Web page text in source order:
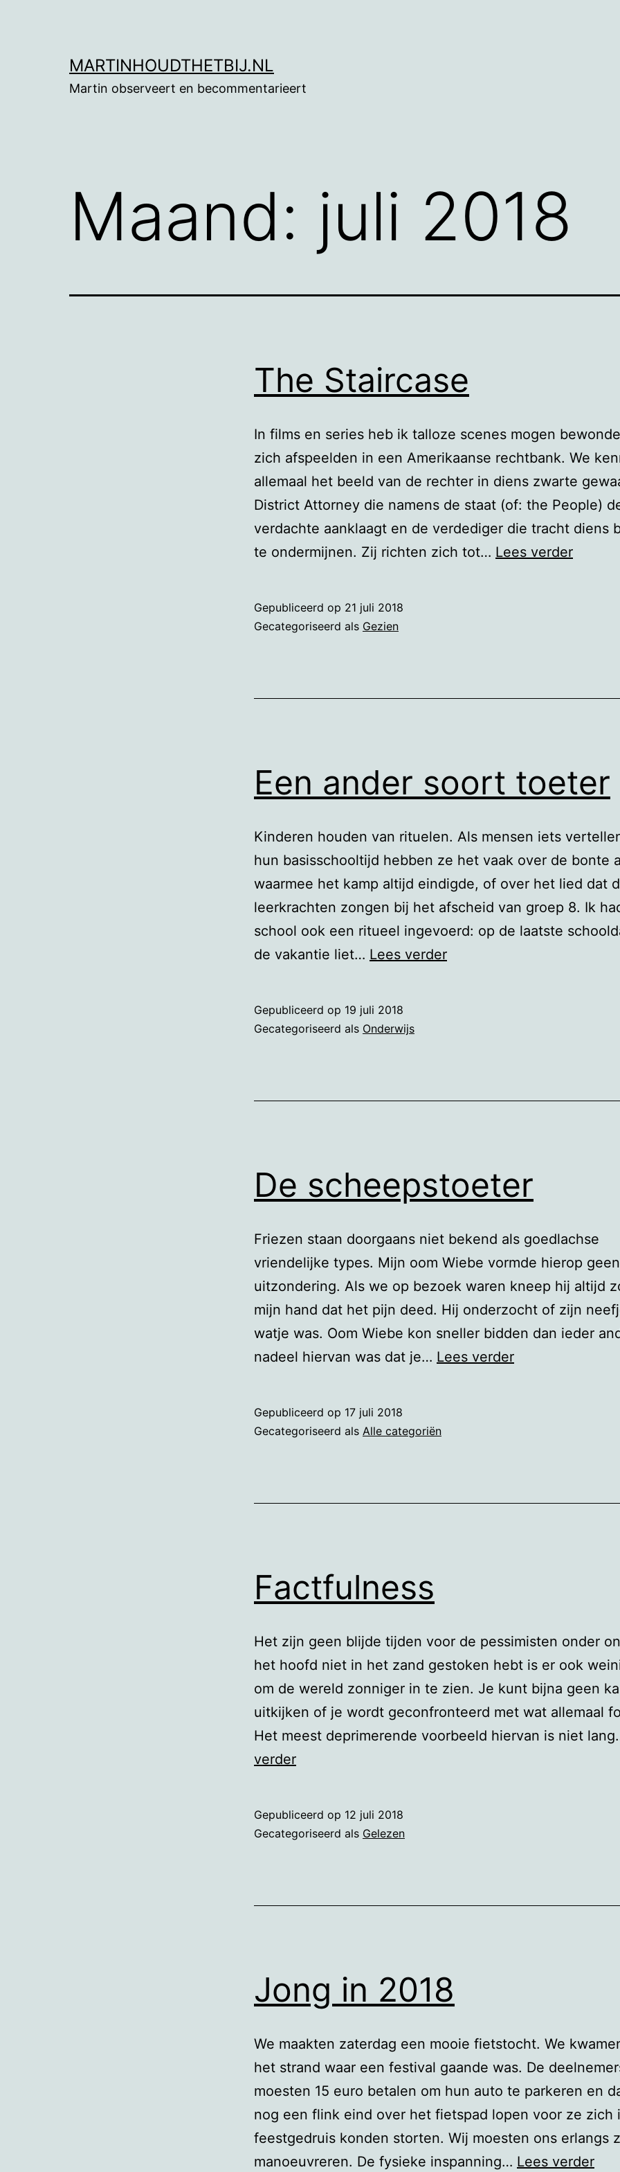
MARTINHOUDTHETBIJ.NL
Martin observeert en becommentarieert
Maand: juli 2018
The Staircase
In films en series heb ik talloze scenes mogen
zich afspeelden in een Amerikaanse rechtbank. We
allemaal het beeld van de rechter in diens zwarte
District Attorney die namens de staat (of: the People)
verdachte aanklaagt en de verdediger die tracht diens
te ondermijnen. Zij richten zich tot… Lees verderThe
Gepubliceerd op 21 juli 2018
Gecategoriseerd als Gezien
Een ander soort toeter
Kinderen houden van rituelen. Als mensen iets
hun basisschooltijd hebben ze het vaak over de bonte
waarmee het kamp altijd eindigde, of over het lied dat
leerkrachten zongen bij het afscheid van groep 8. Ik
school ook een ritueel ingevoerd: op de laatste
de vakantie liet… Lees verderEen
Gepubliceerd op 19 juli 2018
Gecategoriseerd als Onderwijs
De scheepstoeter
Friezen staan doorgaans niet bekend als goedlachse
vriendelijke types. Mijn oom Wiebe vormde hierop geen
uitzondering. Als we op bezoek waren kneep hij altijd
mijn hand dat het pijn deed. Hij onderzocht of zijn
watje was. Oom Wiebe kon sneller bidden dan ieder
nadeel hiervan was dat je… Lees verderDe
Gepubliceerd op 17 juli 2018
Gecategoriseerd als Alle categoriën
Factfulness
Het zijn geen blijde tijden voor de pessimisten onder
het hoofd niet in het zand gestoken hebt is er ook
om de wereld zonniger in te zien. Je kunt bijna geen
uitkijken of je wordt geconfronteerd met wat allemaal
Het meest deprimerende voorbeeld hiervan is niet
verderFactfulness
Gepubliceerd op 12 juli 2018
Gecategoriseerd als Gelezen
Jong in 2018
We maakten zaterdag een mooie fietstocht. We
het strand waar een festival gaande was. De
moesten 15 euro betalen om hun auto te parkeren en
nog een flink eind over het fietspad lopen voor ze zich
feestgedruis konden storten. Wij moesten ons erlangs
manoeuvreren. De fysieke inspanning… Lees verderJong